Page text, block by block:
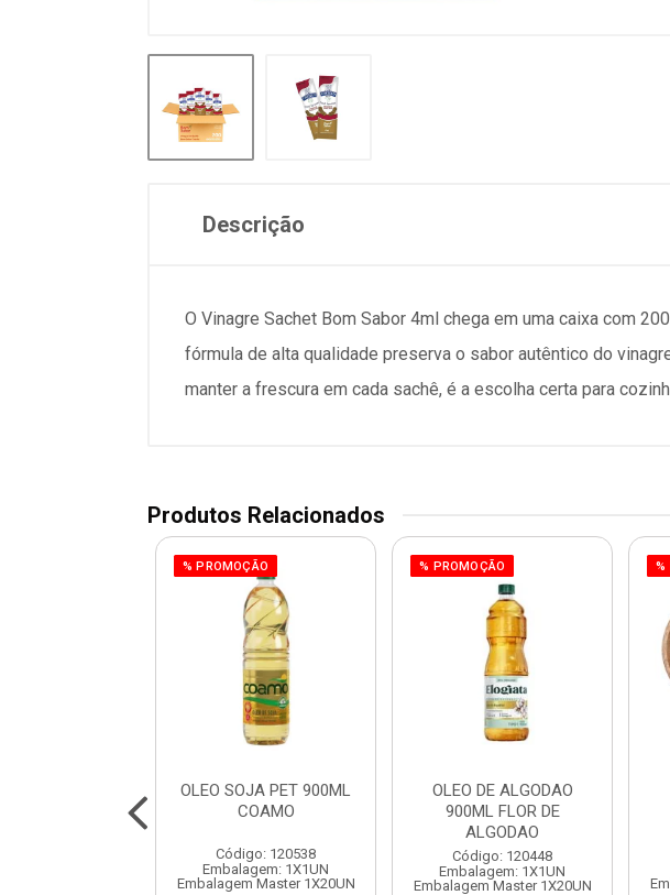
Descrição
O Vinagre Sachet Bom Sabor 4ml chega em uma caixa com
fórmula de alta qualidade preserva o sabor autêntico do
manter a frescura em cada sachê, é a escolha certa para
Produtos Relacionados
% PROMOÇÃO
OLEO SOJA PET 900ML
COAMO
Código: 120538
Embalagem: 1X1UN
Embalagem Master 1X20UN
% PROMOÇÃO
OLEO DE ALGODAO
900ML FLOR DE
ALGODAO
Código: 120448
Embalagem: 1X1UN
Embalagem Master 1X20UN
%